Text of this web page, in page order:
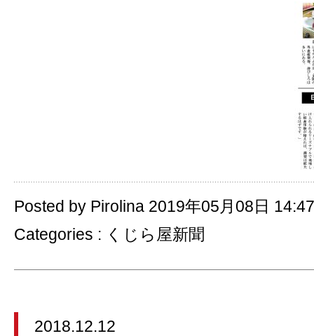
Posted by Pirolina 2019年05月08日 14:47
Categories : くじら屋新聞
2018.12.12